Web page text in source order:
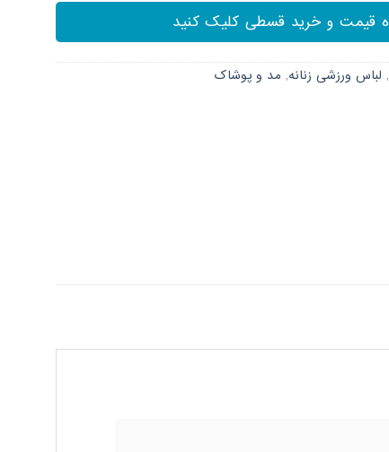
و خرید قسطی کلیک کنید
, لباس ورزشی زنانه, مد و پوشاک